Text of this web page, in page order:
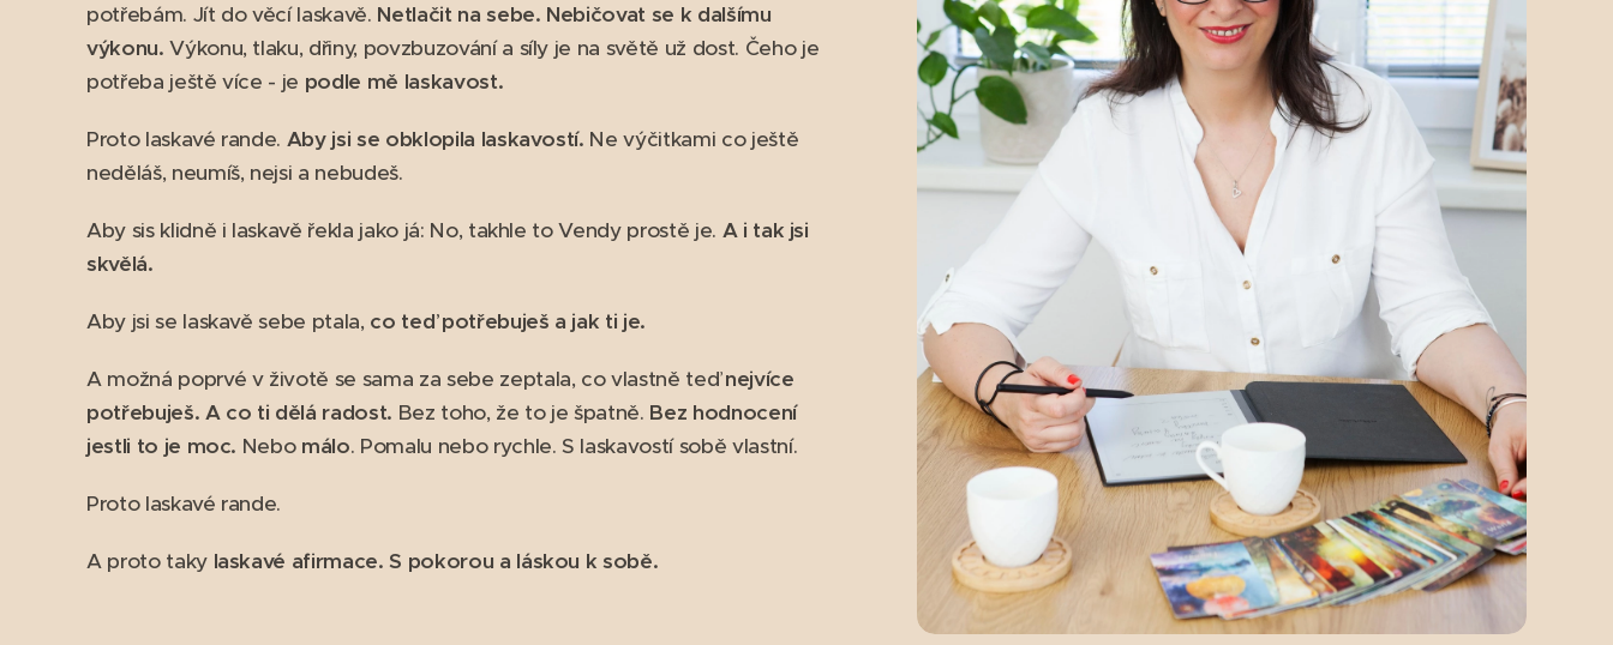
potřebám. Jít do věcí laskavě. Netlačit na sebe. Nebičovat se k dalšímu
výkonu. Výkonu, tlaku, dřiny, povzbuzování a síly je na světě už dost. Čeho je
potřeba ještě více - je podle mě laskavost.
Proto laskavé rande. Aby jsi se obklopila laskavostí. Ne výčitkami co ještě
neděláš, neumíš, nejsi a nebudeš.
Aby sis klidně i laskavě řekla jako já: No, takhle to Vendy prostě je. A i tak jsi
skvělá.
Aby jsi se laskavě sebe ptala, co teď potřebuješ a jak ti je.
A možná poprvé v životě se sama za sebe zeptala, co vlastně teďnejvíce
potřebuješ. A co ti dělá radost. Bez toho, že to je špatně. Bez hodnocení
jestli to je moc. Nebo málo. Pomalu nebo rychle. S laskavostí sobě vlastní.
Proto laskavé rande.
A proto taky laskavé afirmace. S pokorou a láskou k sobě.